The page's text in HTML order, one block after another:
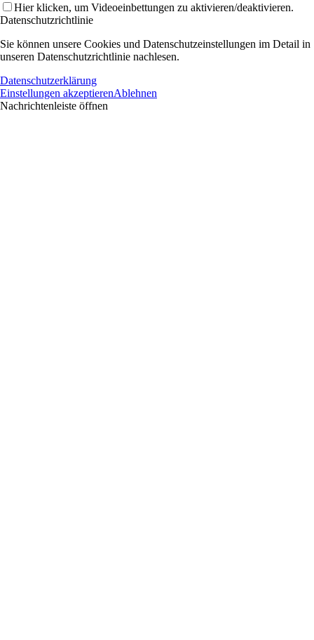
Hier klicken, um Videoeinbettungen zu aktivieren/deaktivieren.
Datenschutzrichtlinie
Sie können unsere Cookies und Datenschutzeinstellungen im Detail in
unseren Datenschutzrichtlinie nachlesen.
Datenschutzerklärung
Einstellungen akzeptierenAblehnen
Nachrichtenleiste öffnen